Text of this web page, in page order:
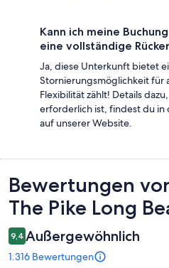
Kann ich meine
eine vollständige
Ja, diese Unterkunft bietet
Stornierungsmöglichkeit für
Flexibilität zählt! Details
erforderlich ist, findest du
auf unserer Website.
Bewertungen
Bewertungen
The Pike Long
9,4 Außergewöhnlich
1.316 Bewertungen